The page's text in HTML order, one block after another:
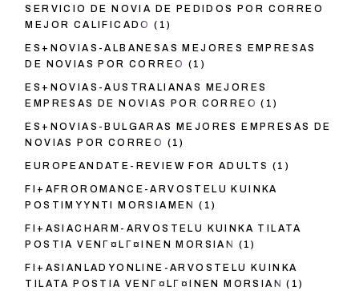
SERVICIO DE NOVIA DE PEDIDOS POR CORREO
MEJOR CALIFICADO (1)
ES+NOVIAS-ALBANESAS MEJORES EMPRESAS
DE NOVIAS POR CORREO (1)
ES+NOVIAS-AUSTRALIANAS MEJORES
EMPRESAS DE NOVIAS POR CORREO (1)
ES+NOVIAS-BULGARAS MEJORES EMPRESAS DE
NOVIAS POR CORREO (1)
EUROPEANDATE-REVIEW FOR ADULTS (1)
FI+AFROROMANCE-ARVOSTELU KUINKA
POSTIMYYNTI MORSIAMEN
(1)
FI+ASIACHARM-ARVOSTELU KUINKA TILATA
POSTIA VENГ¤LГ¤INEN MORSIAN
(1)
FI+ASIANLADYONLINE-ARVOSTELU KUINKA
TILATA POSTIA VENГ¤LГ¤INEN MORSIAN (1)